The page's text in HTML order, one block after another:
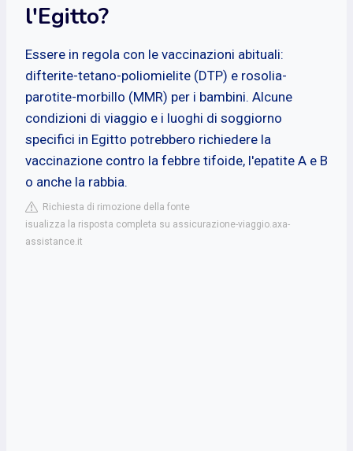
l'Egitto?
Essere in regola con le vaccinazioni abituali:
difterite-tetano-poliomielite (DTP) e rosolia-
parotite-morbillo (MMR) per i bambini. Alcune
condizioni di viaggio e i luoghi di soggiorno
specifici in Egitto potrebbero richiedere la
vaccinazione contro la febbre tifoide, l'epatite A e B
o anche la rabbia.
Richiesta di rimozione della fonte
isualizza la risposta completa su assicurazione-viaggio.axa-
assistance.it